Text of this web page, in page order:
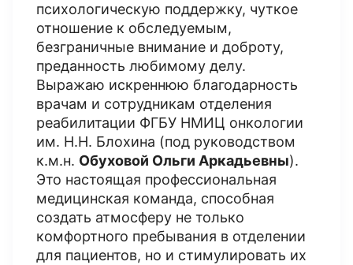
психологическую поддержку, чуткое
отношение к обследуемым,
безграничные внимание и доброту,
преданность любимому делу.
Выражаю искреннюю благодарность
врачам и сотрудникам отделения
реабилитации ФГБУ НМИЦ онкологии
им. Н.Н. Блохина (под руководством
к.м.н. Обуховой Ольги Аркадьевны).
Это настоящая профессиональная
медицинская команда, способная
создать атмосферу не только
комфортного пребывания в отделении
для пациентов, но и стимулировать их